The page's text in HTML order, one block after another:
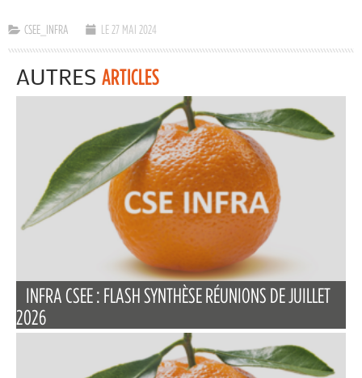
CSEE_INFRA LE 27 MAI 2024
AUTRES ARTICLES
INFRA CSEE : FLASH SYNTHÈSE RÉUNIONS DE JUILLET
2026